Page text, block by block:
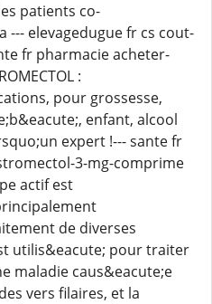
patients co-
--- elevagedugue fr cs cout-
fr pharmacie acheter-
:
pour grossesse,
enfant, alcool
expert !--- sante fr
3-mg-comprime
actif est
de diverses
utilis&eacute; pour traiter
maladie caus&eacute;e
vers filaires, et la